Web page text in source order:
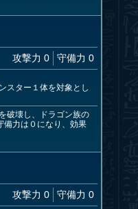
攻撃力 0
守備力 0
スター１体を対象とし
破壊し、ドラゴン族の
備力は０になり、効果
攻撃力 0
守備力 0